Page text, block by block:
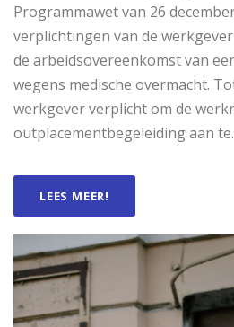
Programmawet van 26
verplichtingen van de
de arbeidsovereenkomst van
wegens medische overmacht.
werkgever verplicht om de
outplacementbegeleiding aan
LEES MEER!